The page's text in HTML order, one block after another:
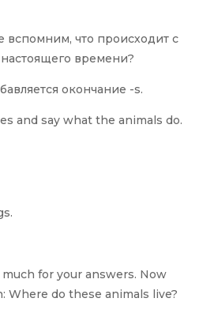
вспомним, что происходит с
времени?
окончание -s.
and say what the animals do.
for your answers. Now
Where do these animals live?